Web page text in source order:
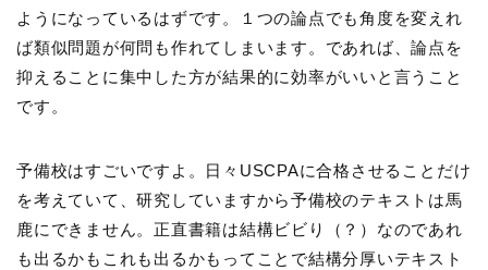
ようになっているはずです。１つの論点でも角度を変えれ
ば類似問題が何問も作れてしまいます。であれば、論点を
抑えることに集中した方が結果的に効率がいいと言うこと
です。
予備校はすごいですよ。日々USCPAに合格させることだけ
を考えていて、研究していますから予備校のテキストは馬
鹿にできません。正直書籍は結構ビビり（？）なのであれ
も出るかもこれも出るかもってことで結構分厚いテキスト